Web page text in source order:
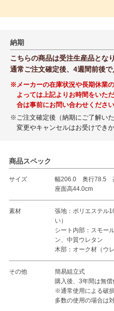
納期
こちらの商品は受注生産品となり
通常ご注文確定後、4週間前後で
※メーカーの在庫状況や長期休業
よっては上記よりお時間をいた
合は事前にお問い合わせください
※ご注文確定後（納期にご了解い
変更やキャンセルはお受けできか
商品スペック
サイズ
幅206.0 奥行78.5
座面高44.0cm
素材
張地：ポリエステル
い）
シート内部：スモー
ン、中質ウレタン
木部：オーク材（ウ
その他
簡易組立式
購入後、3年間は無償
※通常使用による破
多数の使用の場合は